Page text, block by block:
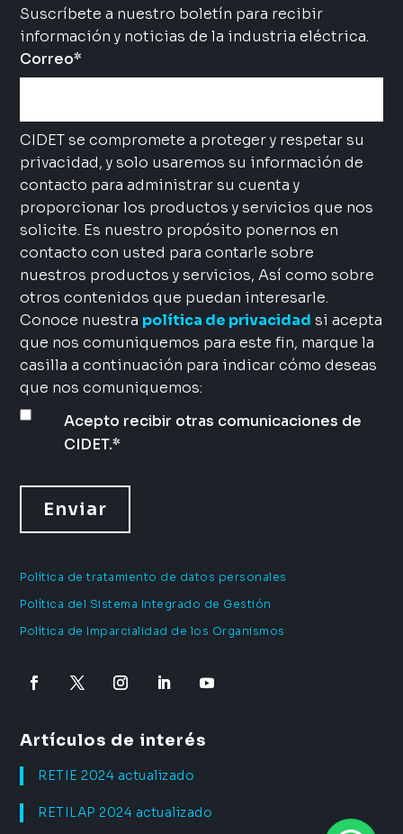
Suscríbete a nuestro boletín para recibir
información y noticias de la industria eléctrica.
Correo*
CIDET se compromete a proteger y respetar su
privacidad, y solo usaremos su información de
contacto para administrar su cuenta y
proporcionar los productos y servicios que nos
solicite. Es nuestro propósito ponernos en
contacto con usted para contarle sobre
nuestros productos y servicios, Así como sobre
otros contenidos que puedan interesarle.
Conoce nuestra política de privacidad si acepta
que nos comuniquemos para este fin, marque la
casilla a continuación para indicar cómo deseas
que nos comuniquemos:
Acepto recibir otras comunicaciones de
CIDET.*
Política de tratamiento de datos personales
Política del Sistema Integrado de Gestión
Política de Imparcialidad de los Organismos
Artículos de interés
RETIE 2024 actualizado
RETILAP 2024 actualizado